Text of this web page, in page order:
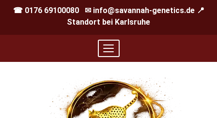
☎ 0176 69100080 ✉ info@savannah-genetics.de 📍
Standort bei Karlsruhe